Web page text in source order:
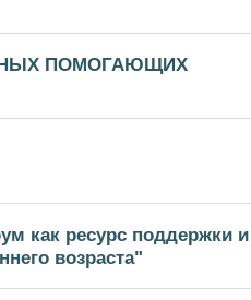
ПОМОГАЮЩИХ
как ресурс поддержки и
возраста"